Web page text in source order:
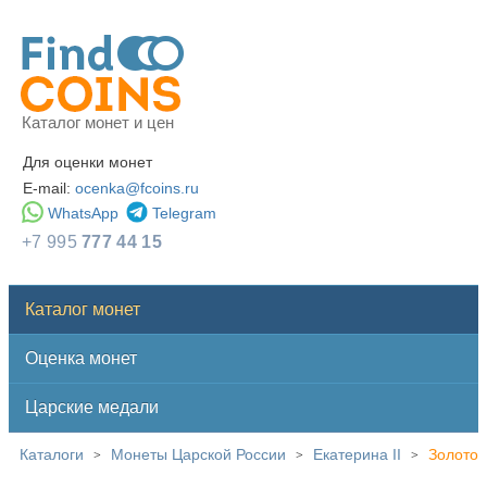
Каталог монет и цен
Для оценки монет
E-mail: ocenka@fcoins.ru
WhatsApp
Telegram
+7 995777 44 15
Каталог монет
Оценка монет
Царские медали
Каталоги > Монеты Царской России > Екатерина II > Золото